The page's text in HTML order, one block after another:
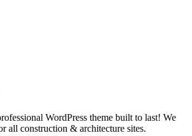
WordPress theme built to last! We
all construction & architecture sites.